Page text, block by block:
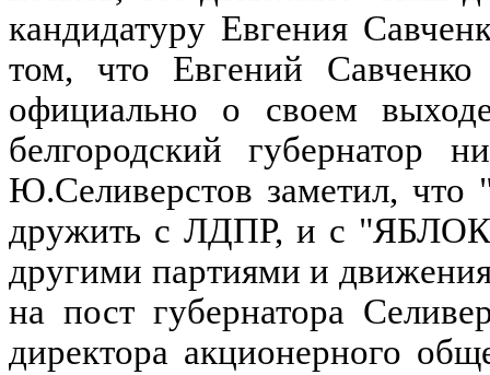
кандидатуру Евгения
том, что Евгений
официально о своем
белгородский губернатор
Ю.Селиверстов заметил, что
дружить с ЛДПР, и с
другими партиями и
на пост губернатора
директора акционерного